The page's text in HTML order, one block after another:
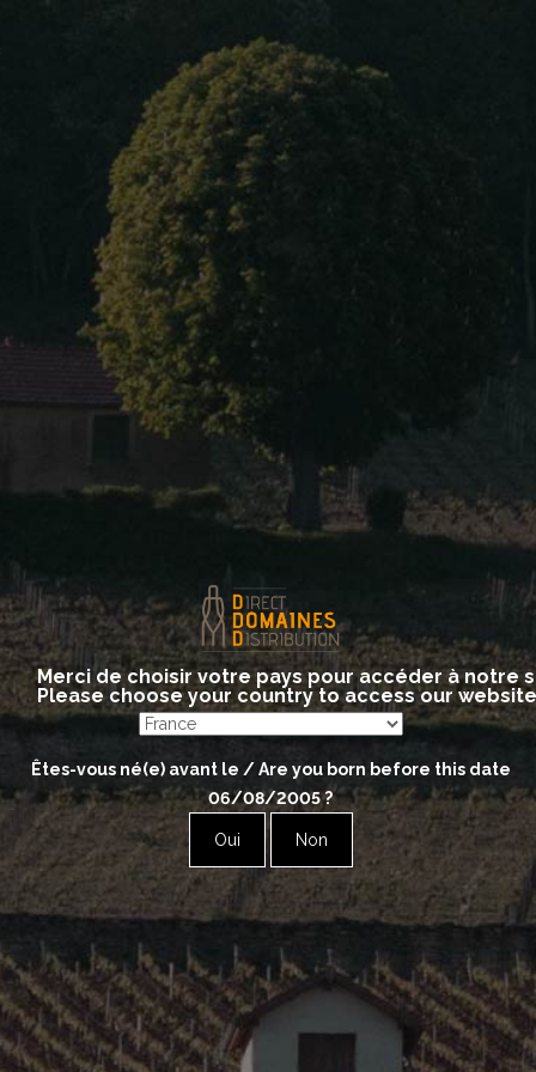
Our wines
Contact Us
JOBLOT
Givry
Red
Givry Préface
Givry 1er Cru Bois Chevaux
Givry 1er Cru Cellier Aux Moines
Givry 1er Cru Clos Marole
Givry 1er Cru L’Empreinte
Givry 1er Cru L’Empreinte Magnum
Givry 1er Cru Servoisine
Merci de choisir votre pays pour accéder à notre
Please choose your country to access our website
Êtes-vous né(e) avant le / Are you born before this date
06/08/2005?
Oui Non